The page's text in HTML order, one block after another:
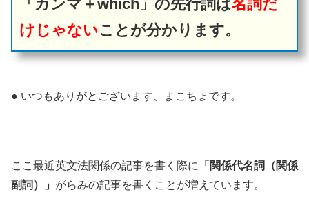
「カンマ＋which」の先行詞は名詞だ
けじゃないことが分かります。
● いつもありがとございます、まこちょです。
ここ最近英文法関係の記事を書く際に
「関係代名詞（関係
副詞）」 がらみの記事を書くことが増えています。